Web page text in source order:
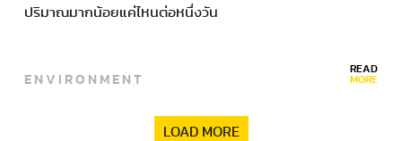
ปริมาณมากน้อยแค่ไหนต่อหนึ่งวัน
ENVIRONMENT READ
MORE
LOAD MORE